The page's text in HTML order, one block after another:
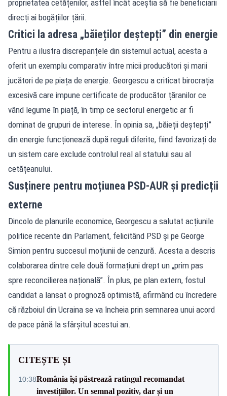
proprietatea cetățenilor, astfel încât aceștia să fie beneficiarii
direcți ai bogățiilor țării.
Critici la adresa „băieților deștepți” din energie
Pentru a ilustra discrepanțele din sistemul actual, acesta a
oferit un exemplu comparativ între micii producători și marii
jucători de pe piața de energie. Georgescu a criticat birocrația
excesivă care impune certificate de producător țăranilor ce
vând legume în piață, în timp ce sectorul energetic ar fi
dominat de grupuri de interese. În opinia sa, „băieții deștepți”
din energie funcționează după reguli diferite, fiind favorizați de
un sistem care exclude controlul real al statului sau al
cetățeanului.
Susținere pentru moțiunea PSD-AUR și predicții
externe
Dincolo de planurile economice, Georgescu a salutat acțiunile
politice recente din Parlament, felicitând PSD și pe George
Simion pentru succesul moțiunii de cenzură. Acesta a descris
colaborarea dintre cele două formațiuni drept un „prim pas
spre reconcilierea națională”. În plus, pe plan extern, fostul
candidat a lansat o prognoză optimistă, afirmând cu încredere
că războiul din Ucraina se va încheia prin semnarea unui acord
de pace până la sfârșitul acestui an.
CITEȘTE ȘI
10:38România își păstrează ratingul recomandat
investițiilor. Un semnal pozitiv, dar și un